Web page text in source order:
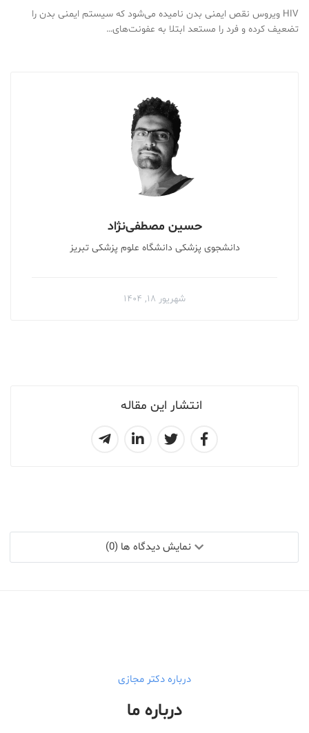
انتشار این مقاله
HIV ویروس نقص ایمنی بدن نامیده می‌شود که سیستم ایمنی بدن را
تضعیف کرده و فرد را مستعد ابتلا به عفونت‌های…
حسین مصطفی‌نژاد
دانشجوی پزشکی دانشگاه علوم پزشکی تبریز
شهریور ۱۸, ۱۴۰۴
نمایش دیدگاه ها (0)
درباره دکتر مجازی
درباره ما